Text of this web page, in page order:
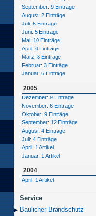
September: 9 Einträge
August: 2 Einträge
Juli: 5 Einträge
Juni: 5 Einträge
Mai: 10 Einträge
April: 6 Einträge
März: 8 Einträge
Februar: 3 Einträge
Januar: 6 Einträge
2005
Dezember: 9 Einträge
November: 6 Einträge
Oktober: 9 Einträge
September: 12 Einträge
August: 4 Einträge
Juli: 4 Einträge
April: 1 Artikel
Januar: 1 Artikel
2004
April: 1 Artikel
Service
Baulicher Brand­schutz